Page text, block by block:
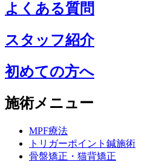
よくある質問
スタッフ紹介
初めての方へ
施術メニュー
MPF療法
トリガーポイント鍼施術
骨盤矯正・猫背矯正